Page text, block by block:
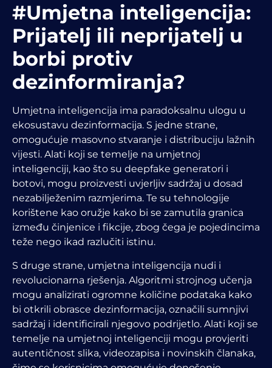
#Umjetna inteligencija:
Prijatelj ili neprijatelj u
borbi protiv
dezinformiranja?
Umjetna inteligencija ima paradoksalnu ulogu u
ekosustavu dezinformacija. S jedne strane,
omogućuje masovno stvaranje i distribuciju lažnih
vijesti. Alati koji se temelje na umjetnoj
inteligenciji, kao što su deepfake generatori i
botovi, mogu proizvesti uvjerljiv sadržaj u dosad
nezabilježenim razmjerima. Te su tehnologije
korištene kao oružje kako bi se zamutila granica
između činjenice i fikcije, zbog čega je pojedincima
teže nego ikad razlučiti istinu.
S druge strane, umjetna inteligencija nudi i
revolucionarna rješenja. Algoritmi strojnog učenja
mogu analizirati ogromne količine podataka kako
bi otkrili obrasce dezinformacija, označili sumnjivi
sadržaj i identificirali njegovo podrijetlo. Alati koji se
temelje na umjetnoj inteligenciji mogu provjeriti
autentičnost slika, videozapisa i novinskih članaka,